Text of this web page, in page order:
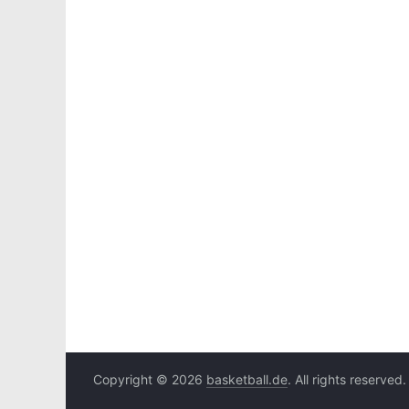
Copyright © 2026 basketball.de. All rights reserved.